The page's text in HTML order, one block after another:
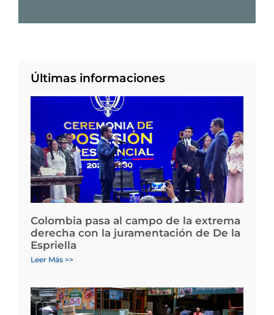
Últimas informaciones
Colombia pasa al campo de la extrema
derecha con la juramentación de De la
Espriella
Leer Más >>